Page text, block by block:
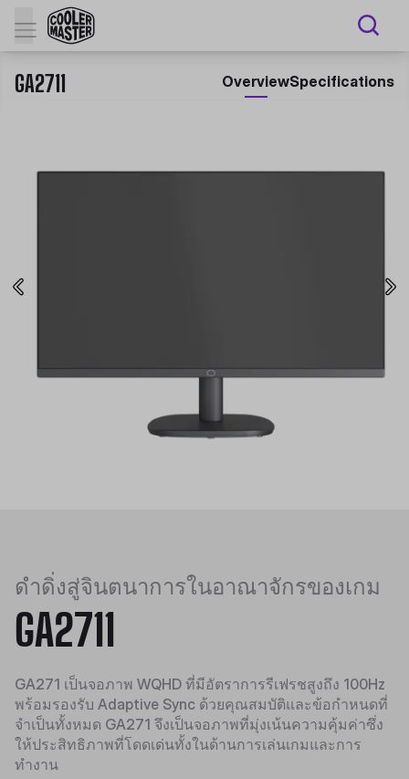
GA2711 OverviewSpecifications
ดำดิ่งสู่จินตนาการในอาณาจักรของเกม
GA2711
GA271 เป็นจอภาพ WQHD ที่มีอัตราการรีเฟรชสูงถึง 100Hz
พร้อมรองรับ Adaptive Sync ด้วยคุณสมบัติและข้อกำหนดที่
จำเป็นทั้งหมด GA271 จึงเป็นจอภาพที่มุ่งเน้นความคุ้มค่าซึ่ง
ให้ประสิทธิภาพที่โดดเด่นทั้งในด้านการเล่นเกมและการ
ทำงาน